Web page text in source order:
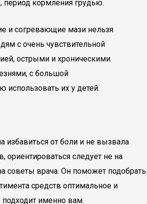
период кормления грудью.
и согревающие мази нельзя
с очень чувствительной
острыми и хроническими
с большой
использовать их у детей.
избавиться от боли и не вызвала
ориентироваться следует не на
советы врача. Он поможет подобрать
средств оптимальное и
подходит именно вам.